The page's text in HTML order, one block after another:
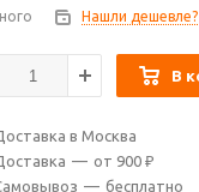
лотка – 100 мм, ширина
Нашли дешевле?
В
в Москва
— от 900 ₽
— бесплатно